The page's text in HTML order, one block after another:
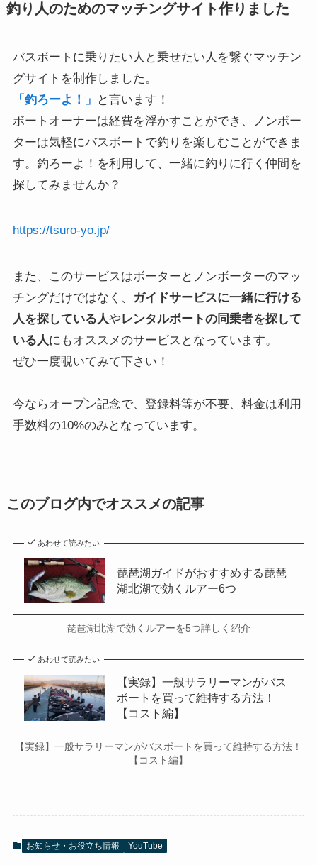
釣り人のためのマッチングサイト作りました
バスボートに乗りたい人と乗せたい人を繋ぐマッチン
グサイトを制作しました。
「釣ろーよ！」
と言います！
ボートオーナーは経費を浮かすことができ、ノンボー
ターは気軽にバスボートで釣りを楽しむことができま
す。 釣ろーよ！を利用して、一緒に釣りに行く仲間を
探してみませんか？
https://tsuro-yo.jp/
また、このサービスはボーターとノンボーターのマッ
チングだけではなく、
ガイドサービスに一緒に行ける
人を探している人やレンタルボートの同乗者を探して
いる人にもオススメのサービスとなっています。
ぜひ一度覗いてみて下さい！
今ならオープン記念で、登録料等が不要、料金は利用
手数料の10%のみとなっています。
このブログ内でオススメの記事
あわせて読みたい
琵琶湖ガイドがおすすめする琵琶
湖北湖で効くルアー6つ
琵琶湖北湖で効くルアーを5つ詳しく紹介
あわせて読みたい
【実録】一般サラリーマンがバス
ボートを買って維持する方法！
【コスト編】
【実録】一般サラリーマンがバスボートを買って維持する方法！
【コスト編】
お知らせ・お役立ち情報 YouTube